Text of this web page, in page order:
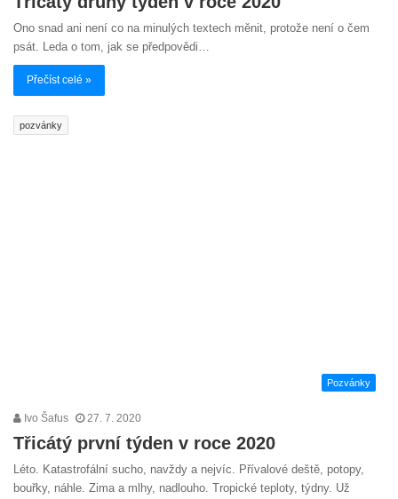
Ono snad ani není co na minulých textech měnit, protože není o čem
psát. Leda o tom, jak se předpovědi…
Přečíst celé »
pozvánky
Pozvánky
Ivo Šafus 27. 7. 2020
Třicátý první týden v roce 2020
Léto. Katastrofální sucho, navždy a nejvíc. Přívalové deště, potopy,
bouřky, náhle. Zima a mlhy, nadlouho. Tropické teploty, týdny. Už